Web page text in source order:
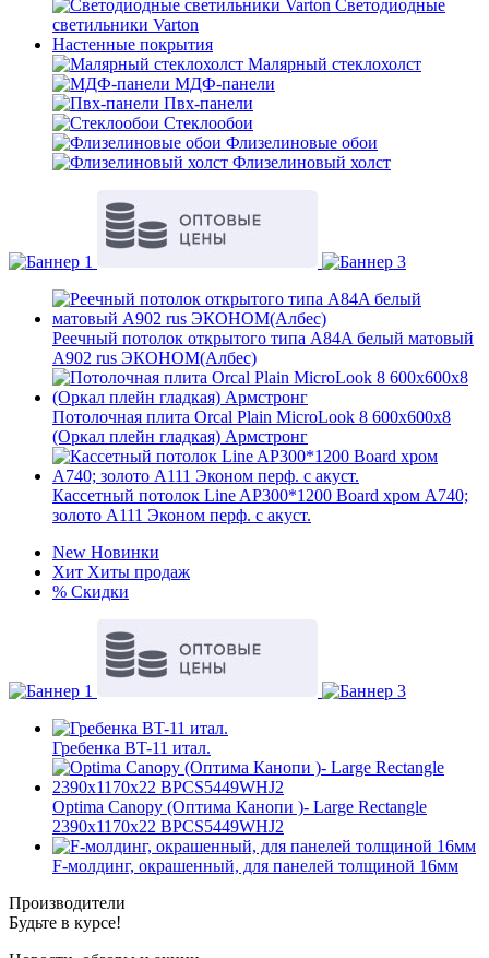
Светодиодные
светильники Varton
Настенные покрытия
Малярный стеклохолст
МДФ-панели
Пвх-панели
Стеклообои
Флизелиновые обои
Флизелиновый холст
Реечный потолок открытого типа A84A белый матовый
A902 rus ЭКОНОМ(Албес)
Потолочная плита Orcal Plain MicroLook 8 600x600x8
(Оркал плейн гладкая) Армстронг
Кассетный потолок Line AP300*1200 Board хром А740;
золото А111 Эконом перф. с акуст.
New Новинки
Хит Хиты продаж
% Скидки
Гребенка BT-11 итал.
Optima Canopy (Оптима Канопи )- Large Rectangle
2390x1170x22 BPCS5449WHJ2
F-молдинг, окрашенный, для панелей толщиной 16мм
Производители
Будьте в курсе!